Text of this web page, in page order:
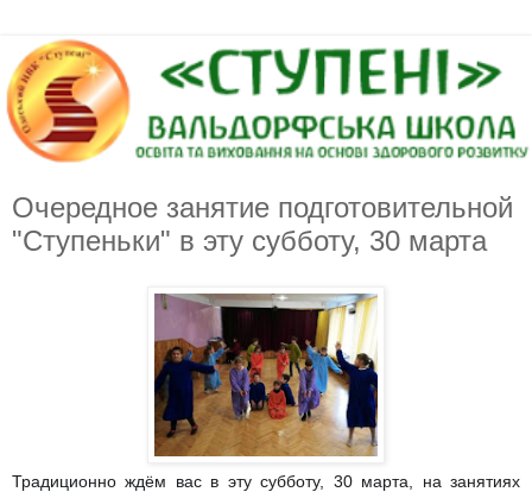
Очередное занятие подготовительной
"Ступеньки" в эту субботу, 30 марта
Традиционно ждём вас в эту субботу, 30 марта, на занятиях